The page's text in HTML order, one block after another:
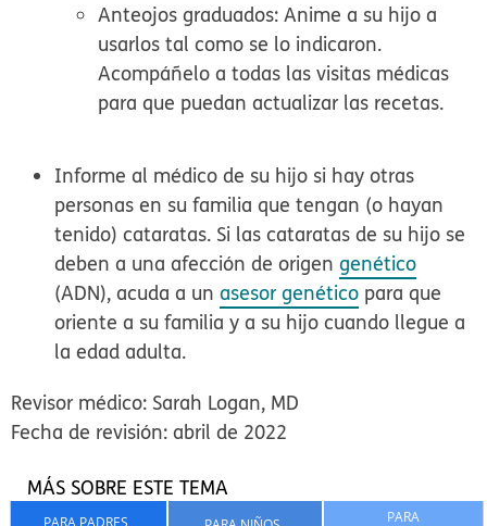
Anteojos graduados: Anime a su hijo a
usarlos tal como se lo indicaron.
Acompáñelo a todas las visitas médicas
para que puedan actualizar las recetas.
Informe al médico de su hijo si hay otras
personas en su familia que tengan (o hayan
tenido) cataratas. Si las cataratas de su hijo se
deben a una afección de origengenético
(ADN), acuda a unasesor genético para que
oriente a su familia y a su hijo cuando llegue a
la edad adulta.
Revisor médico: Sarah Logan, MD
Fecha de revisión: abril de 2022
PARA
MÁS SOBRE ESTE TEMA